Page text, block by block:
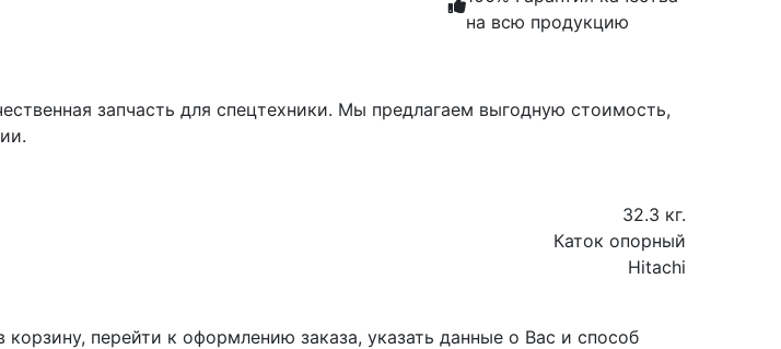
на всю продукцию
запчасть для спецтехники. Мы предлагаем выгодную стоимость,
32.3 кг.
Каток опорный
Hitachi
перейти к оформлению заказа, указать данные о Вас и способ